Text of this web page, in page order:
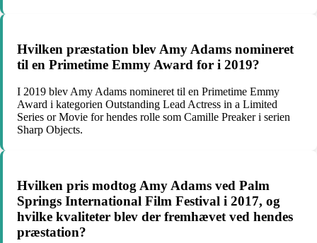
Hvilken præstation blev Amy Adams nomineret
til en Primetime Emmy Award for i 2019?
I 2019 blev Amy Adams nomineret til en Primetime Emmy
Award i kategorien Outstanding Lead Actress in a Limited
Series or Movie for hendes rolle som Camille Preaker i serien
Sharp Objects.
Hvilken pris modtog Amy Adams ved Palm
Springs International Film Festival i 2017, og
hvilke kvaliteter blev der fremhævet ved hendes
præstation?